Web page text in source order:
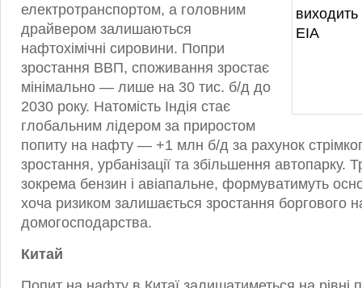
електротранспортом, а головним
драйвером залишаються
нафтохімічні сировини. Попри
зростання ВВП, споживання зростає
мінімально — лише на 30 тис. б/д до
2030 року. Натомість Індія стає
глобальним лідером за приростом
попиту на нафту — +1 млн б/д за рахунок
зростання, урбанізації та збільшення автопарку.
зокрема бензин і авіапальне, формуватимуть
хоча ризиком залишається зростання боргового
домогосподарства.
Китай